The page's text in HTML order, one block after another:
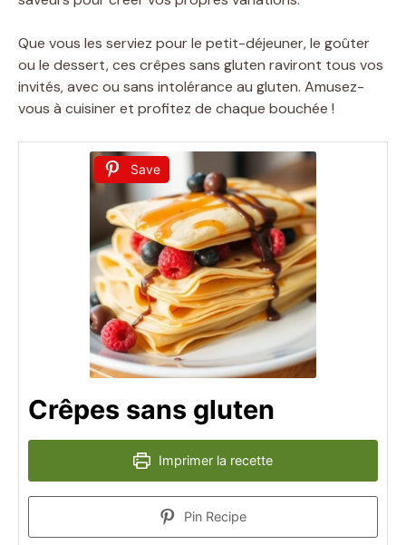
Que vous les serviez pour le petit-déjeuner, le goûter
ou le dessert, ces crêpes sans gluten raviront tous vos
invités, avec ou sans intolérance au gluten. Amusez-
vous à cuisiner et profitez de chaque bouchée !
Save
Crêpes sans gluten
Imprimer la recette
Pin Recipe